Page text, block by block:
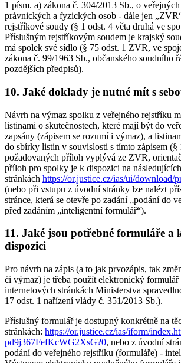
1 písm. a) zákona č. 304/2013 Sb., o
právnických a fyzických osob - dále jen
rejstříkové soudy (§ 1 odst. 4 věta druhá ve
Příslušným rejstříkovým soudem je krajský
má spolek své sídlo (§ 75 odst. 1 ZVR, ve
zákona č. 99/1963 Sb., občanského soudního
pozdějších předpisů).
10. Jaké doklady je nutné mít s
Návrh na výmaz spolku z veřejného rejstříku
listinami o skutečnostech, které mají být do
zapsány (zápisem se rozumí i výmaz), a
do sbírky listin v souvislosti s tímto zápisem
požadovaných příloh vyplývá ze ZVR,
příloh pro spolky je k dispozici na
stránkách https://or.justice.cz/ias/ui/download/
(nebo při vstupu z úvodní stránky lze nalézt
stránce, která se otevře po zadání „podání do
před zadáním „inteligentní formulář“).
11. Jaké jsou potřebné formuláře a
dispozici
Pro návrh na zápis (a to jak prvozápis, tak
či výmaz) je třeba použít elektronický formulář
internetových stránkách Ministerstva
17 odst. 1 nařízení vlády č. 351/2013 Sb.).
Příslušný formulář je dostupný konkrétně na
stránkách: https://or.justice.cz/ias/iform/
pd9j367FefKcWG2XsG?0, nebo z úvodní
podání do veřejného rejstříku (formuláře) -